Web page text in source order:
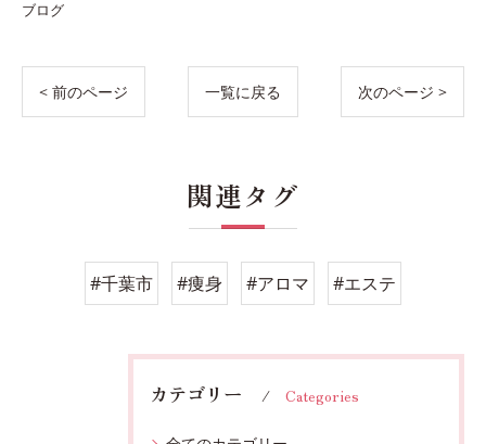
ブログ
< 前のページ 一覧に戻る 次のページ >
関連タグ
#千葉市 #痩身 #アロマ #エステ
カテゴリー Categories